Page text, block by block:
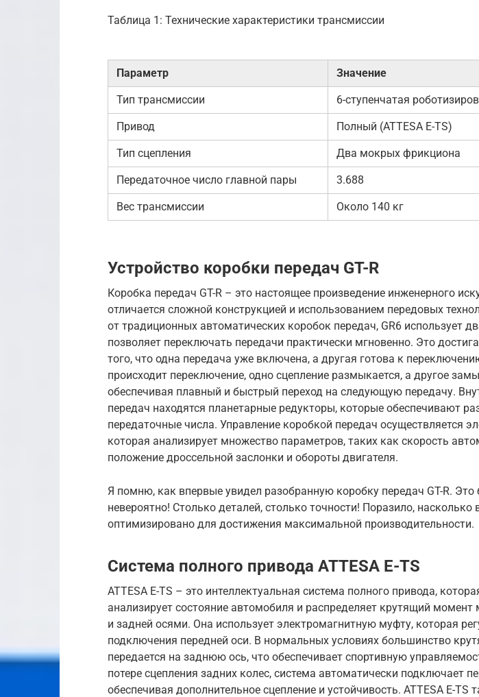
Таблица 1: Технические характеристики трансмиссии
Параметр Значение
Тип трансмиссии 6-ступенчатая
Привод Полный (ATTESA E-TS)
Тип сцепления Два мокрых фрикциона
Передаточное число главной пары 3.688
Вес трансмиссии Около 140 кг
Устройство коробки передач GT-R
Коробка передач GT-R – это настоящее произведение инженерного
отличается сложной конструкцией и использованием передовых
от традиционных автоматических коробок передач, GR6 использует
позволяет переключать передачи практически мгновенно. Это
того, что одна передача уже включена, а другая готова к
происходит переключение, одно сцепление размыкается, а другое
обеспечивая плавный и быстрый переход на следующую передачу.
передач находятся планетарные редукторы, которые обеспечивают
передаточные числа. Управление коробкой передач осуществляется
которая анализирует множество параметров, таких как скорость
положение дроссельной заслонки и обороты двигателя.
Я помню, как впервые увидел разобранную коробку передач GT-R. Это
невероятно! Столько деталей, столько точности! Поразило, насколько
оптимизировано для достижения максимальной производительности.
Система полного привода ATTESA E-TS
ATTESA E-TS – это интеллектуальная система полного привода,
анализирует состояние автомобиля и распределяет крутящий момент
и задней осями. Она использует электромагнитную муфту, которая
подключения передней оси. В нормальных условиях большинство
передается на заднюю ось, что обеспечивает спортивную
потере сцепления задних колес, система автоматически подключает
обеспечивая дополнительное сцепление и устойчивость. ATTESA E-TS